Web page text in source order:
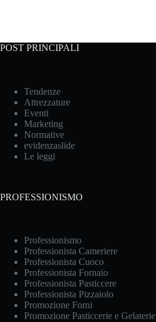
POST PRINCIPALI
Tendenze
Attrezzature
Eventi
Marketing
Normative
evidenzaslide
Le leggi
PROFESSIONISMO
Professionismo
Professionista Cameriere
Professionista Cuoco
Professionista Fornaio
Professionista Pasticcere
Professionista Pizzaiolo
Promozione Forni
Promozione Pasticcerie e Gelaterie